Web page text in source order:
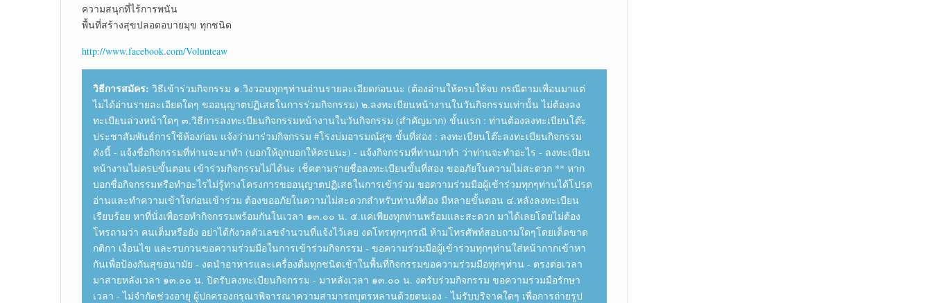
ความสนุกที่ไร้การพนัน
พื้นที่สร้างสุขปลอดอบายมุข ทุกชนิด
http://www.facebook.com/Volunteaw
วิธีการสมัคร: วิธีเข้าร่วมกิจกรรม ๑.วิงวอนทุกๆท่านอ่านรายละเอียดก่อนนะ (ต้องอ่านให้ครบให้จบ กรณีตามเพื่อนมาแต่
ไมได้อ่านรายละเอียดใดๆ ขออนุญาตปฏิเสธในการร่วมกิจกรรม) ๒.ลงทะเบียนหน้างานในวันกิจกรรมเท่านั้น ไม่ต้องลง
ทะเบียนล่วงหน้าใดๆ ๓.วิธีการลงทะเบียนกิจกรรมหน้างานในวันกิจกรรม (สำคัญมาก) ขั้นแรก : ท่านต้องลงทะเบียนโต๊ะ
ประชาสัมพันธ์การใช้ห้องก่อน แจ้งว่ามาร่วมกิจกรรม #โรงบ่มอารมณ์สุข ขั้นที่สอง : ลงทะเบียนโต๊ะลงทะเบียนกิจกรรม
ดังนี้ - แจ้งชื่อกิจกรรมที่ท่านจะมาทำ (บอกให้ถูกบอกให้ครบนะ) - แจ้งกิจกรรมที่ท่านมาทำ ว่าท่านจะทำอะไร - ลงทะเบียน
หน้างานไม่ครบขั้นตอน เข้าร่วมกิจกรรมไม่ได้นะ เช็คตามรายชื่อลงทะเบียนขั้นที่สอง ขออภัยในความไม่สะดวก ** หาก
บอกชื่อกิจกรรมหรือทำอะไรไม่รู้ทางโครงการขออนุญาตปฏิเสธในการเข้าร่วม ขอความร่วมมือผู้เข้าร่วมทุกๆท่านได้โปรด
อ่านและทำความเข้าใจก่อนเข้าร่วม ต้องขออภัยในความไม่สะดวกสำหรับท่านที่ต้อง มีหลายขั้นตอน ๔.หลังลงทะเบียน
เรียบร้อย หาที่นั่งเพื่อรอทำกิจกรรมพร้อมกันในเวลา ๑๓.๐๐ น. ๕.แค่เพียงทุกท่านพร้อมและสะดวก มาได้เลยโดยไม่ต้อง
โทรถามว่า คนเต็มหรือยัง อย่าได้กังวลตัวเลขจำนวนที่แจ้งไว้เลย งดโทรทุกๆกรณี ห้ามโทรศัพท์สอบถามใดๆโดยเด็ดขาด
กติกา เงื่อนไข และรบกวนขอความร่วมมือในการเข้าร่วมกิจกรรม - ขอความร่วมมือผู้เข้าร่วมทุกๆท่านใส่หน้ากากเข้าหา
กันเพื่อป้องกันสุขอนามัย - งดนำอาหารและเครื่องดื่มทุกชนิดเข้าในพื้นที่กิจกรรมขอความร่วมมือทุกๆท่าน - ตรงต่อเวลา
มาสายหลังเวลา ๑๓.๐๐ น. ปิดรับลงทะเบียนกิจกรรม - มาหลังเวลา ๑๓.๐๐ น. งดรับร่วมกิจกรรม ขอความร่วมมือรักษา
เวลา - ไม่จำกัดช่วงอายุ ผู้ปกครองกรุณาพิจารณาความสามารถบุตรหลานด้วยตนเอง - ไม่รับบริจาคใดๆ เพื่อการถ่ายรูป